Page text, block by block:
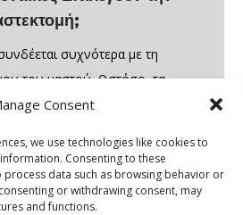
Consent
we use technologies like cookies to
Consenting to these
data such as browsing behavior or
or withdrawing consent, may
and functions.
συχνότερα με τη
του μαστού. Ωστόσο, τα
και περισσότερες γυναίκες
χωρίς να έχουν διαγνωστεί με
μπορεί να φαίνεται ακραία
το σκεπτικό πίσω από